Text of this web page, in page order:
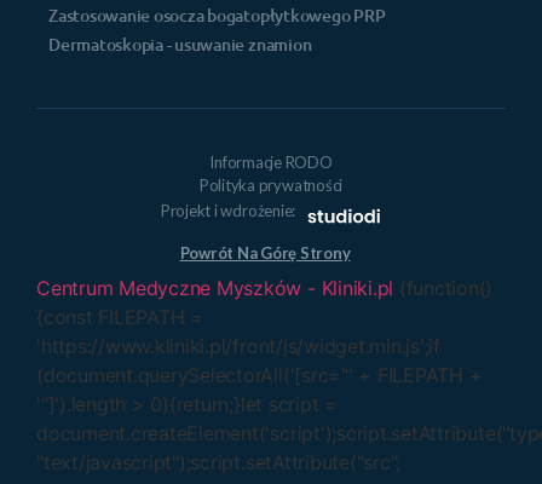
Zastosowanie osocza bogatopłytkowego PRP
Dermatoskopia - usuwanie znamion
Informacje RODO
Polityka prywatności
Projekt i wdrożenie:
Powrót Na Górę Strony
Centrum Medyczne Myszków - Kliniki.pl (function()
{const FILEPATH =
'https://www.kliniki.pl/front/js/widget.min.js';if
(document.querySelectorAll('[src="' + FILEPATH +
'"]').length > 0){return;}let script =
"text/javascript");script.setAttribute("src",